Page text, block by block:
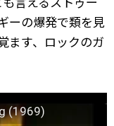
ーの爆発で類を見
ます、ロックのガ
(1969)